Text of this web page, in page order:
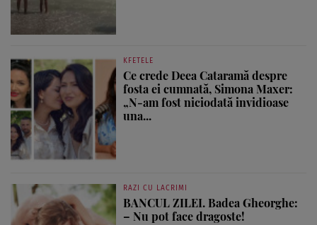
KFETELE
Ce crede Deea Cataramă despre
fosta ei cumnată, Simona Maxer:
„N-am fost niciodată invidioase
una...
RAZI CU LACRIMI
BANCUL ZILEI. Badea Gheorghe:
– Nu pot face dragoste!